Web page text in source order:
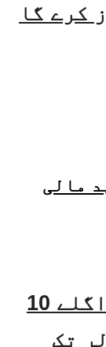
کرے گا
مالی
بھارت کی خلائی معیشت اگلے 10
ڈالر تک